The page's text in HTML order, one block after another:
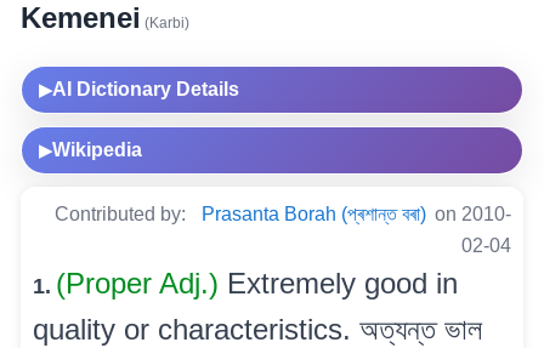
Kemenei (Karbi)
▶AI Dictionary Details
▶Wikipedia
Contributed by: Prasanta Borah (প্ৰশান্ত বৰা) on 2010-
02-04
1. (Proper Adj.) Extremely good in
quality or characteristics. অত্যন্ত ভাল